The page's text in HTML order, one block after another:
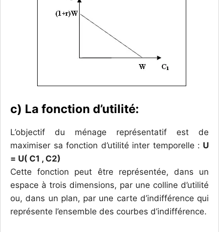
c) La fonction d’utilité:
L’objectif du ménage représentatif est de
maximiser sa fonction d’utilité inter temporelle : U
= U( C1 , C2)
Cette fonction peut être représentée, dans un
espace à trois dimensions, par une colline d’utilité
ou, dans un plan, par une carte d’indifférence qui
représente l’ensemble des courbes d’indifférence.